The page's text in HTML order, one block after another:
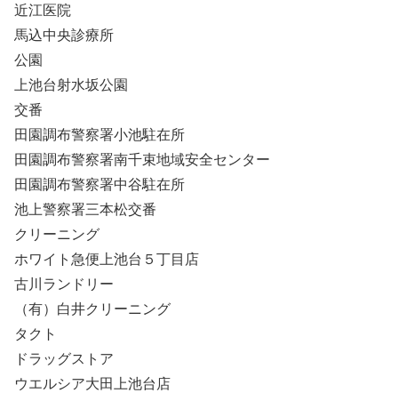
近江医院
馬込中央診療所
公園
上池台射水坂公園
交番
田園調布警察署小池駐在所
田園調布警察署南千束地域安全センター
田園調布警察署中谷駐在所
池上警察署三本松交番
クリーニング
ホワイト急便上池台５丁目店
古川ランドリー
（有）白井クリーニング
タクト
ドラッグストア
ウエルシア大田上池台店